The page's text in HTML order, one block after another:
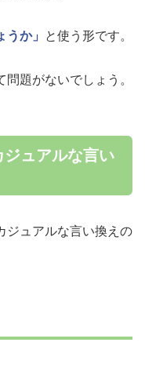
か」 と使う形です。
題がないでしょう。
ジュアルな言い
ジュアルな言い換えの